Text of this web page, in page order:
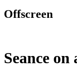
Offscreen
Seance